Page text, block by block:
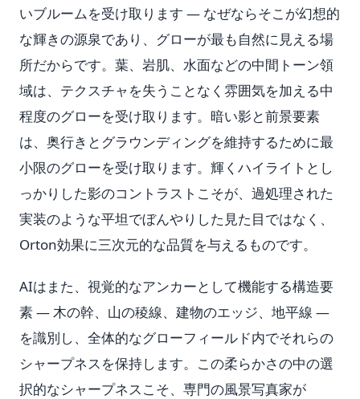
いブルームを受け取ります — なぜならそこが幻想的
な輝きの源泉であり、グローが最も自然に見える場
所だからです。葉、岩肌、水面などの中間トーン領
域は、テクスチャを失うことなく雰囲気を加える中
程度のグローを受け取ります。暗い影と前景要素
は、奥行きとグラウンディングを維持するために最
小限のグローを受け取ります。輝くハイライトとし
っかりした影のコントラストこそが、過処理された
実装のような平坦でぼんやりした見た目ではなく、
Orton効果に三次元的な品質を与えるものです。
AIはまた、視覚的なアンカーとして機能する構造要
素 — 木の幹、山の稜線、建物のエッジ、地平線 —
を識別し、全体的なグローフィールド内でそれらの
シャープネスを保持します。この柔らかさの中の選
択的なシャープネスこそ、専門の風景写真家が